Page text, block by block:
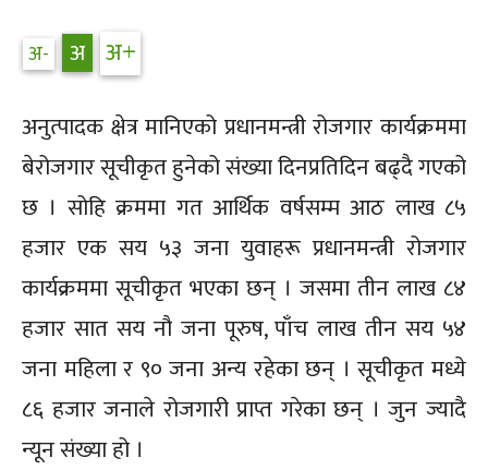
अनुत्पादक क्षेत्र मानिएको प्रधानमन्त्री रोजगार कार्यक्रममा
बेरोजगार सूचीकृत हुनेको संख्या दिनप्रतिदिन बढ्दै गएको
छ । सोहि क्रममा गत आर्थिक वर्षसम्म आठ लाख ८५
हजार एक सय ५३ जना युवाहरू प्रधानमन्त्री रोजगार
कार्यक्रममा सूचीकृत भएका छन् । जसमा तीन लाख ८४
हजार सात सय नौ जना पूरुष, पाँच लाख तीन सय ५४
जना महिला र ९० जना अन्य रहेका छन् । सूचीकृत मध्ये
८६ हजार जनाले रोजगारी प्राप्त गरेका छन् । जुन ज्यादै
न्यून संख्या हो ।